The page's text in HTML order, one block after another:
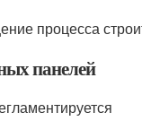
процесса
панелей